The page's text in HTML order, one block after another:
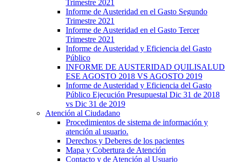
Trimestre 2021
Informe de Austeridad en el Gasto Segundo
Trimestre 2021
Informe de Austeridad en el Gasto Tercer
Trimestre 2021
Informe de Austeridad y Eficiencia del Gasto
Público
INFORME DE AUSTERIDAD QUILISALUD
ESE AGOSTO 2018 VS AGOSTO 2019
Informe de Austeridad y Eficiencia del Gasto
Público Ejecución Presupuestal Dic 31 de 2018
vs Dic 31 de 2019
Atención al Ciudadano
Procedimientos de sistema de información y
atención al usuario.
Derechos y Deberes de los pacientes
Mapa y Cobertura de Atención
Contacto y de Atención al Usuario